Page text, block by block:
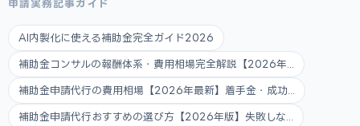
申請実務記事ガイド
AI内製化に使える補助金完全ガイド2026
補助金コンサルの報酬体系・費用相場完全解説【2026年...
補助金申請代行の費用相場【2026年最新】着手金・成功...
補助金申請代行おすすめの選び方【2026年版】失敗しな...